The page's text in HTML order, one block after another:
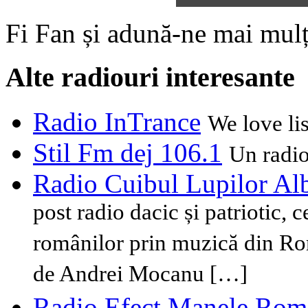
Fi Fan și adună-ne mai
Alte radiouri interesante
Radio InTrance We love
Stil Fm dej 106.1 Un
Radio Cuibul Lupilor
post radio dacic și patriotic,
românilor prin muzică din
de Andrei Mocanu […]